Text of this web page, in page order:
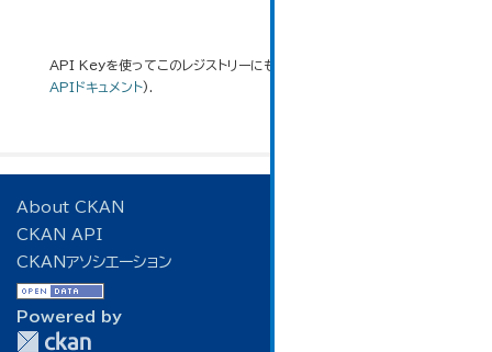
API Keyを使ってこのレジストリーにもアクセス可能です
APIドキュメント).
About CKAN
CKAN API
CKANアソシエーション
Powered by